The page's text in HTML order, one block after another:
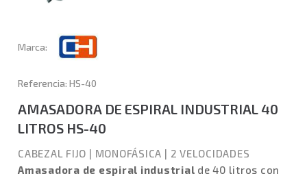
Marca:
Referencia: HS-40
AMASADORA DE ESPIRAL INDUSTRIAL 40
LITROS HS-40
CABEZAL FIJO | MONOFÁSICA | 2 VELOCIDADES
Amasadora de espiral industrial de 40 litros con